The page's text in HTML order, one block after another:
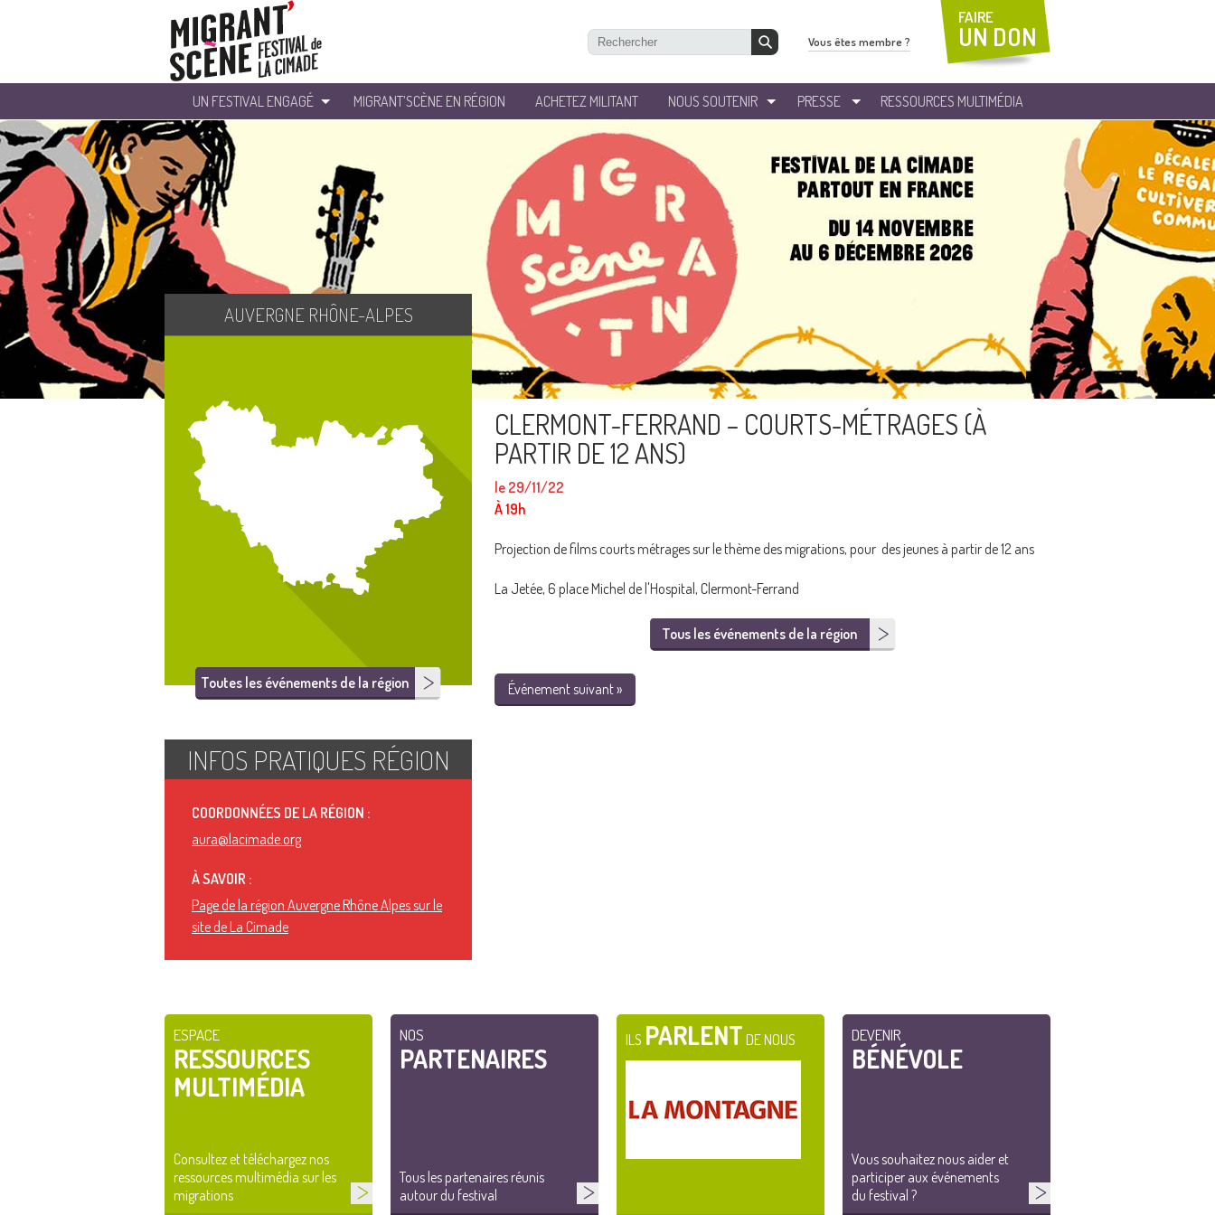
UN FESTIVAL ENGAGÉ MIGRANT’SCÈNE EN RÉGION ACHETEZ MILITANT NOUS SOUTENIR PRESSE RESSOURCES MULTIMÉDIA
Vous êtes membre ?
FAIRE
UN DON
CLERMONT-FERRAND – COURTS-MÉTRAGES (À
PARTIR DE 12 ANS)
le 29/11/22
À 19h
Projection de films courts métrages sur le thème des migrations, pour des jeunes à partir de 12 ans
La Jetée, 6 place Michel de l'Hospital, Clermont-Ferrand
Tous les événements de la région
Événement suivant »
AUVERGNE RHÔNE-ALPES
Toutes les événements de la région
INFOS PRATIQUES RÉGION
COORDONNÉES DE LA RÉGION :
aura@lacimade.org
À SAVOIR :
Page de la région Auvergne Rhône Alpes sur le
site de La Cimade
ESPACE
RESSOURCES
MULTIMÉDIA
Consultez et téléchargez nos
ressources multimédia sur les
migrations
NOS
PARTENAIRES
Tous les partenaires réunis
autour du festival
ILS PARLENT DE NOUS DEVENIR
BÉNÉVOLE
Vous souhaitez nous aider et
participer aux événements
du festival ?